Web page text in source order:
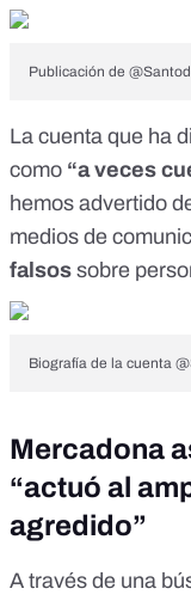
Publicación de
La cuenta que ha
como “a veces
hemos advertido
medios de
falsos sobre
Biografía de la cuenta
Mercadona
“actuó al
agredido”
A través de una